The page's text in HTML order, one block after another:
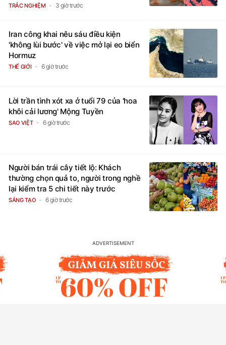
TRẮC NGHIỆM 3 giờ trước
Iran công khai nêu sáu điều kiện
'không lùi bước' về việc mở lại eo biển
Hormuz
THẾ GIỚI 6 giờ trước
Lời trần tình xót xa ở tuổi 79 của 'hoa
khôi cải lương' Mộng Tuyền
SAO VIỆT 6 giờ trước
Người bán trái cây tiết lộ: Khách
thường chọn quả to, người trong nghề
lại kiểm tra 5 chi tiết này trước
SÁNG TẠO 6 giờ trước